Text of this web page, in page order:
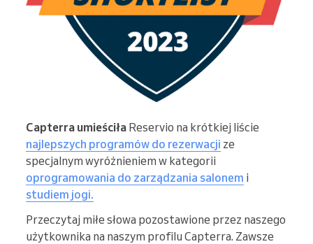
Capterra umieściła Reservio na krótkiej liście
najlepszych programów do rezerwacji ze
specjalnym wyróżnieniem w kategorii
oprogramowania do zarządzania salonem i
studiem jogi.
Przeczytaj miłe słowa pozostawione przez naszego
użytkownika na naszym profilu Capterra. Zawsze